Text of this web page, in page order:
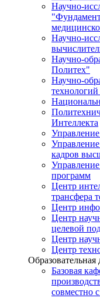
Научно-
Научно-
Научно-
Политех"
Научно-
Интеллекта
Управление
кадров
программ
Центр
трансфера
Центр
Центр
целевой
Центр
Центр
Образовательная
Базовая
совместно